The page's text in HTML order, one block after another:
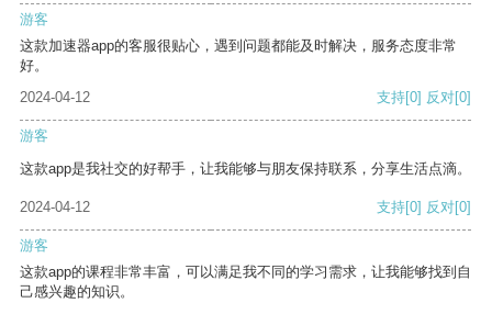
游客
这款加速器app的客服很贴心，遇到问题都能及时解决，服务态度非常
好。
2024-04-12
支持[0] 反对[0]
游客
这款app是我社交的好帮手，让我能够与朋友保持联系，分享生活点滴。
2024-04-12 支持[0] 反对[0]
游客
这款app的课程非常丰富，可以满足我不同的学习需求，让我能够找到自
己感兴趣的知识。